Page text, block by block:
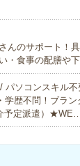
んのサポート！
・食事の配膳や
パソコンスキル
歴不問！ブラ
予定派遣）